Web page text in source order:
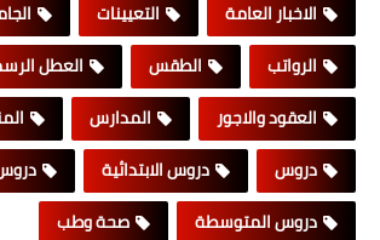
الاخبار العامة
التعيينات
الرواتب
الطقس
العطل
العقود والاجور
المدارس
دروس
دروس الابتدائية
دروس المتوسطة
صحة وطب